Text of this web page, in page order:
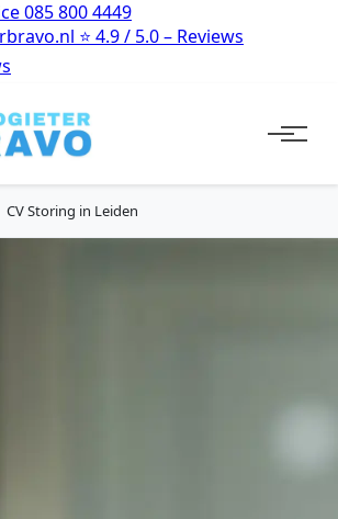
085 800 4449
⭐ 4.9 / 5.0 – Reviews
CV Storing in Leiden